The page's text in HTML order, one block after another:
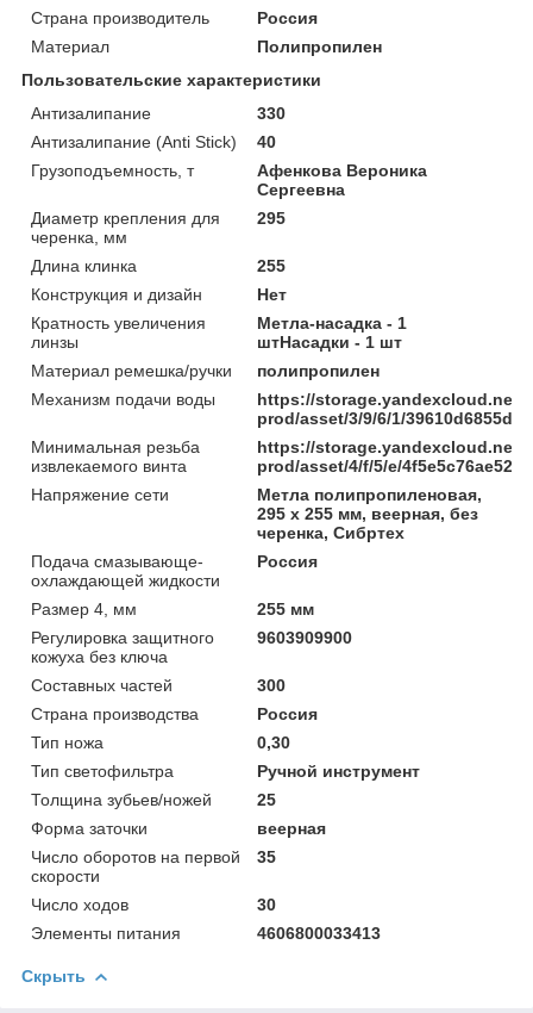
Страна производитель
Россия
Материал
Полипропилен
Пользовательские характеристики
Антизалипание
330
Антизалипание (Anti Stick)
40
Грузоподъемность, т
Афенкова Вероника
Сергеевна
Диаметр крепления для
черенка, мм
295
Длина клинка
255
Конструкция и дизайн
Нет
Кратность увеличения
линзы
Метла-насадка - 1
штНасадки - 1 шт
Материал ремешка/ручки
полипропилен
Механизм подачи воды
https://storage.yandexcloud.net/
prod/asset/3/9/6/1/
Минимальная резьба
извлекаемого винта
https://storage.yandexcloud.net/
prod/asset/4/f/5/e/
Напряжение сети
Метла полипропиленовая,
295 х 255 мм, веерная, без
черенка, Сибртех
Подача смазывающе-
охлаждающей жидкости
Россия
Размер 4, мм
255 мм
Регулировка защитного
кожуха без ключа
9603909900
Составных частей
300
Страна производства
Россия
Тип ножа
0,30
Тип светофильтра
Ручной инструмент
Толщина зубьев/ножей
25
Форма заточки
веерная
Число оборотов на первой
скорости
35
Число ходов
30
Элементы питания
4606800033413
Скрыть